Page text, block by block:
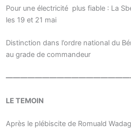
Pour une électricité plus fiable : La
les 19 et 21 mai
Distinction dans l’ordre national du
au grade de commandeur
LE TEMOIN
Après le plébiscite de Romuald